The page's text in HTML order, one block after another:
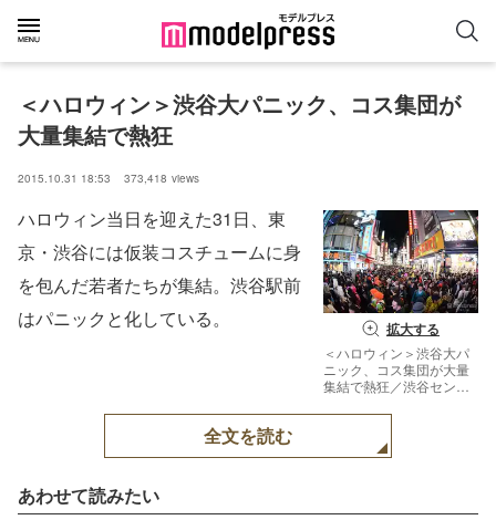
＜ハロウィン＞渋谷大パニック、コス集団が
大量集結で熱狂
2015.10.31 18:53 373,418 views
拡大する
＜ハロウィン＞渋谷大パ
ニック、コス集団が大量
集結で熱狂／渋谷センタ
ス】
ハロウィン当日を迎えた31日、東
京・渋谷には仮装コスチュームに身
を包んだ若者たちが集結。渋谷駅前
はパニックと化している。
全文を読む
あわせて読みたい